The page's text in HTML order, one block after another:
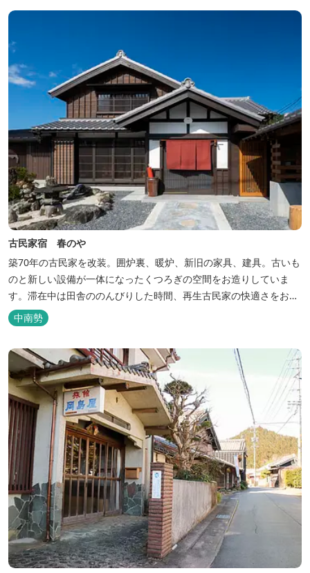
古民家宿 春のや
築70年の古民家を改装。囲炉裏、暖炉、新旧の家具、建具。古いも
のと新しい設備が一体になったくつろぎの空間をお造りしていま
す。滞在中は田舎ののんびりした時間、再生古民家の快適さをお楽
しみください。 【時間】 《 チェックイン 》 15：00～20：00の間
にお願いいたします。 《 チェックアウト 》 10：00まで 【御利用
料金】 一日一組様１棟貸し（定員５名） 一...
中南勢